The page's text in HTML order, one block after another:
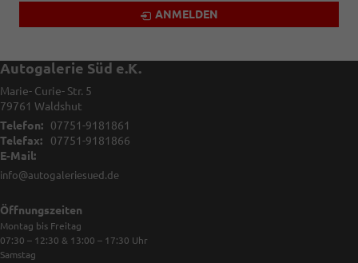
ANMELDEN
Autogalerie Süd e.K.
Marie- Curie- Str. 5
79761 Waldshut
Telefon:
07751-9181861
Telefax:
07751-9181866
E-Mail:
info@autogaleriesued.de
Öffnungszeiten
Montag bis Freitag
07:30 – 12:30 & 13:00 – 17:30 Uhr
Samstag